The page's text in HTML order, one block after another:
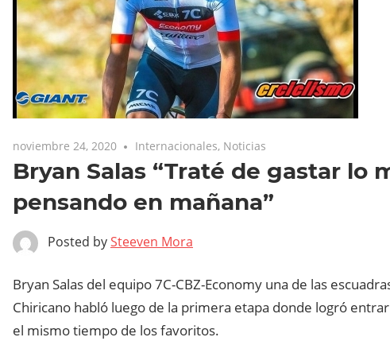
noviembre 24, 2020 Internacionales, Noticias
Bryan Salas “Traté de gastar lo
pensando en mañana”
Posted bySteeven Mora
Bryan Salas del equipo 7C-CBZ-Economy una de las
Chiricano habló luego de la primera etapa donde logró
el mismo tiempo de los favoritos.